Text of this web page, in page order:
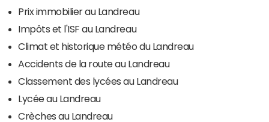
Prix immobilier au Landreau
Impôts et l'ISF au Landreau
Climat et historique météo du Landreau
Accidents de la route au Landreau
Classement des lycées au Landreau
Lycée au Landreau
Crèches au Landreau